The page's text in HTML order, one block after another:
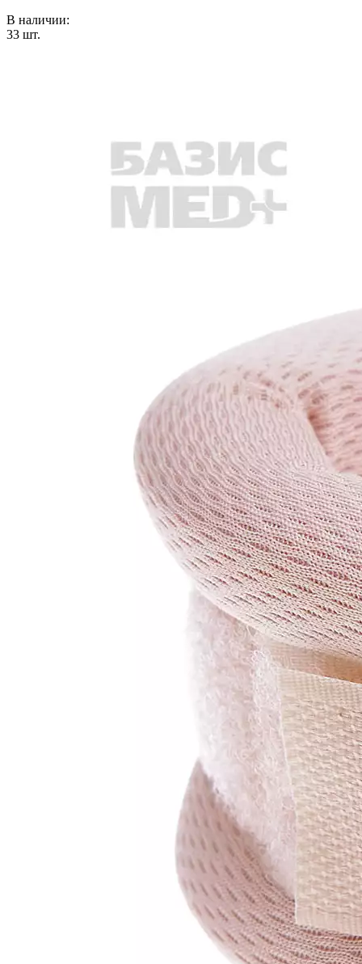
В наличии:
33 шт.